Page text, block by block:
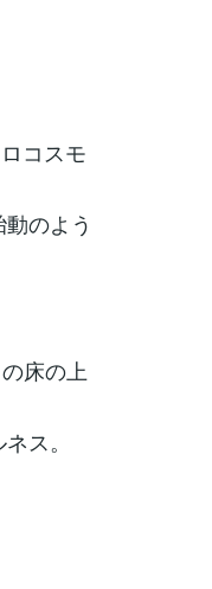
コスモ
のよう
床の上
ス。